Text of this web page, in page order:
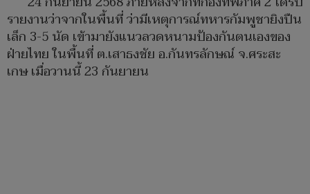
รายงานว่าจากในพื้นที่ ว่ามีเหตุการณ์ทหารกัมพูชายิงปืน
เล็ก 3-5 นัด เข้ามายังแนวลวดหนามป้องกันตนเองของ
ฝ่ายไทย ในพื้นที่ ต.เสาธงชัย อ.กันทรลักษณ์ จ.ศระสะ
เกษ เมื่อวานนี้ 23 กันยายน